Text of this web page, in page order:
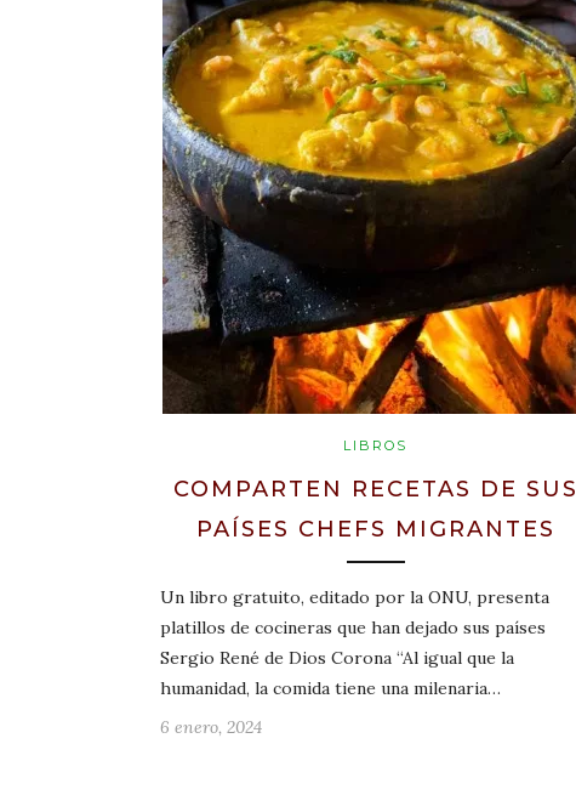
LIBROS
COMPARTEN RECETAS DE SUS
PAÍSES CHEFS MIGRANTES
Un libro gratuito, editado por la ONU, presenta
platillos de cocineras que han dejado sus países
Sergio René de Dios Corona “Al igual que la
humanidad, la comida tiene una milenaria…
6 enero, 2024